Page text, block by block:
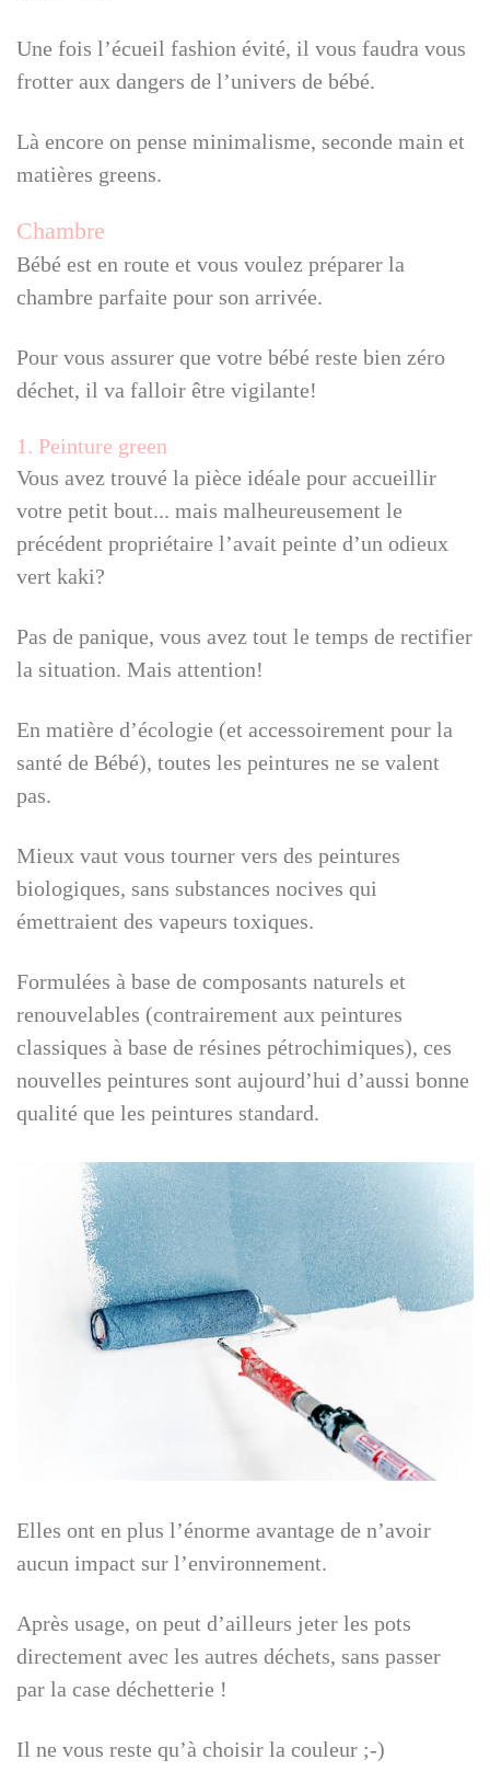
Une fois l’écueil fashion évité, il vous faudra vous
frotter aux dangers de l’univers de bébé.
Là encore on pense minimalisme, seconde main et
matières greens.
Chambre
Bébé est en route et vous voulez préparer la
chambre parfaite pour son arrivée.
Pour vous assurer que votre bébé reste bien zéro
déchet, il va falloir être vigilante!
1. Peinture green
Vous avez trouvé la pièce idéale pour accueillir
votre petit bout... mais malheureusement le
précédent propriétaire l’avait peinte d’un odieux
vert kaki?
Pas de panique, vous avez tout le temps de rectifier
la situation. Mais attention!
En matière d’écologie (et accessoirement pour la
santé de Bébé), toutes les peintures ne se valent
pas.
Mieux vaut vous tourner vers des peintures
biologiques, sans substances nocives qui
émettraient des vapeurs toxiques.
Formulées à base de composants naturels et
renouvelables (contrairement aux peintures
classiques à base de résines pétrochimiques), ces
nouvelles peintures sont aujourd’hui d’aussi bonne
qualité que les peintures standard.
Elles ont en plus l’énorme avantage de n’avoir
aucun impact sur l’environnement.
Après usage, on peut d’ailleurs jeter les pots
directement avec les autres déchets, sans passer
par la case déchetterie !
Il ne vous reste qu’à choisir la couleur ;-)